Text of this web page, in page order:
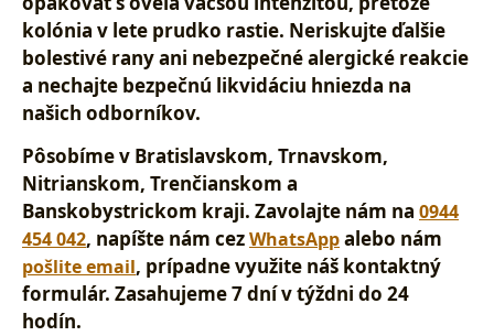
kolónia v lete prudko rastie. Neriskujte ďalšie
bolestivé rany ani nebezpečné alergické reakcie
a nechajte bezpečnú likvidáciu hniezda na
našich odborníkov.
Pôsobíme v Bratislavskom, Trnavskom,
Nitrianskom, Trenčianskom a
Banskobystrickom kraji. Zavolajte nám na 0944
454 042, napíšte nám cezWhatsAppalebo nám
pošlite email, prípadne využite náš kontaktný
formulár. Zasahujeme 7 dní v týždni do 24
hodín.